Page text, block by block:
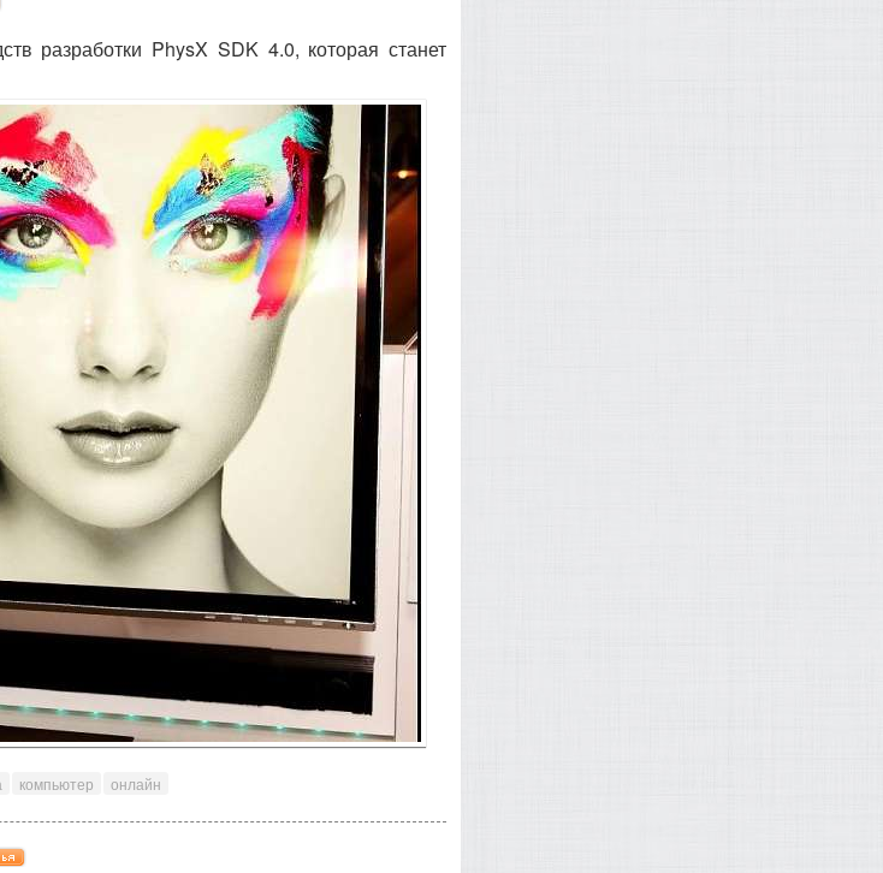
разработки PhysX SDK 4.0, которая станет
компьютер онлайн